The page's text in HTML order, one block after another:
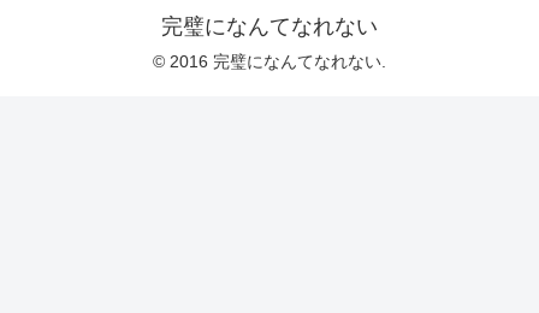
完璧になんてなれない
© 2016 完璧になんてなれない.